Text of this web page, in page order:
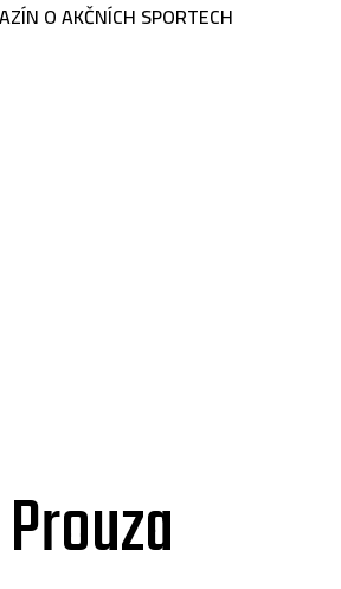
O AKČNÍCH SPORTECH